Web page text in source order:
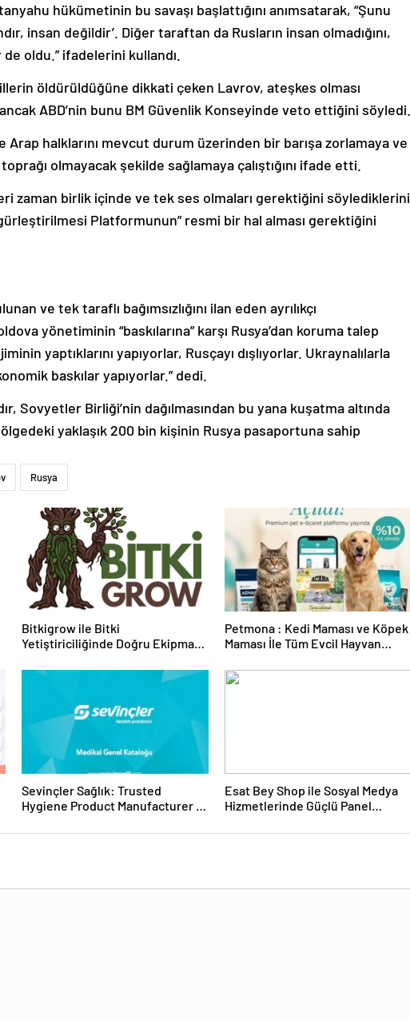
hükümetinin bu savaşı başlattığını anımsatarak, “Şunu
insan değildir’. Diğer taraftan da Rusların insan olmadığını,
oldu.” ifadelerini kullandı.
öldürüldüğüne dikkati çeken Lavrov, ateşkes olması
ABD’nin bunu BM Güvenlik Konseyinde veto ettiğini söyledi.
Arap halklarını mevcut durum üzerinden bir barışa zorlamaya ve
olmayacak şekilde sağlamaya çalıştığını ifade etti.
zaman birlik içinde ve tek ses olmaları gerektiğini söylediklerini
Platformunun” resmi bir hal alması gerektiğini
ve tek taraflı bağımsızlığını ilan eden ayrılıkçı
yönetiminin “baskılarına” karşı Rusya’dan koruma talep
yaptıklarını yapıyorlar, Rusçayı dışlıyorlar. Ukraynalılarla
baskılar yapıyorlar.” dedi.
Sovyetler Birliği’nin dağılmasından bu yana kuşatma altında
yaklaşık 200 bin kişinin Rusya pasaportuna sahip
Rusya
Bitkigrow ile Bitki
Yetiştiriciliğinde Doğru Ekipman
Petmona : Kedi Maması ve Köpek
Maması İle Tüm Evcil Hayvan
Sevinçler Sağlık: Trusted
Hygiene Product Manufacturer in
Esat Bey Shop ile Sosyal Medya
Hizmetlerinde Güçlü Panel